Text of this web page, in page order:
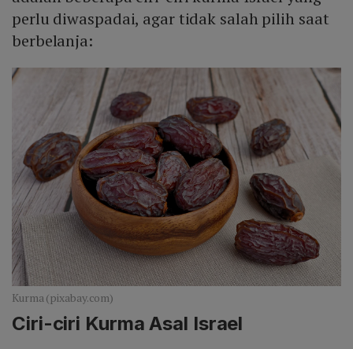
Kampanye ini memperkuat kesadaran konsumen
tentang asal produk, termasuk ciri‑ciri khusus kurma
perlu diwaspadai, agar tidak salah pilih saat
berbelanja:
Kurma (pixabay.com)
Ciri-ciri Kurma Asal Israel